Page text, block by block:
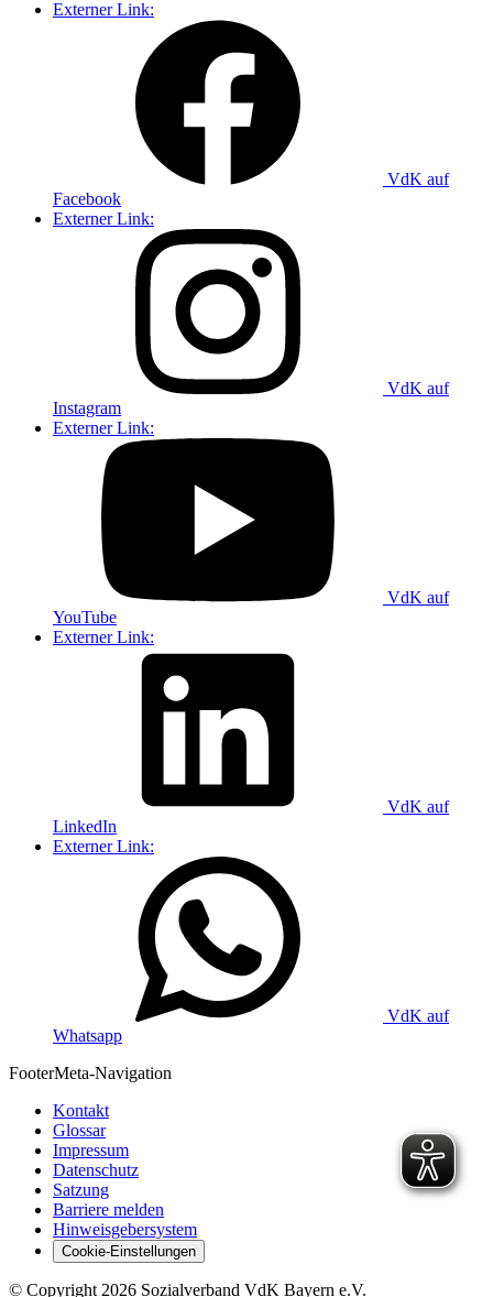
Externer Link:
VdK auf
Facebook
Externer Link:
VdK auf
Instagram
Externer Link:
VdK auf
YouTube
Externer Link:
VdK auf
LinkedIn
Externer Link:
VdK auf
Whatsapp
FooterMeta-Navigation
Kontakt
Glossar
Impressum
Datenschutz
Satzung
Barriere melden
Hinweisgebersystem
Cookie-Einstellungen
© Copyright 2026 Sozialverband VdK Bayern e.V.